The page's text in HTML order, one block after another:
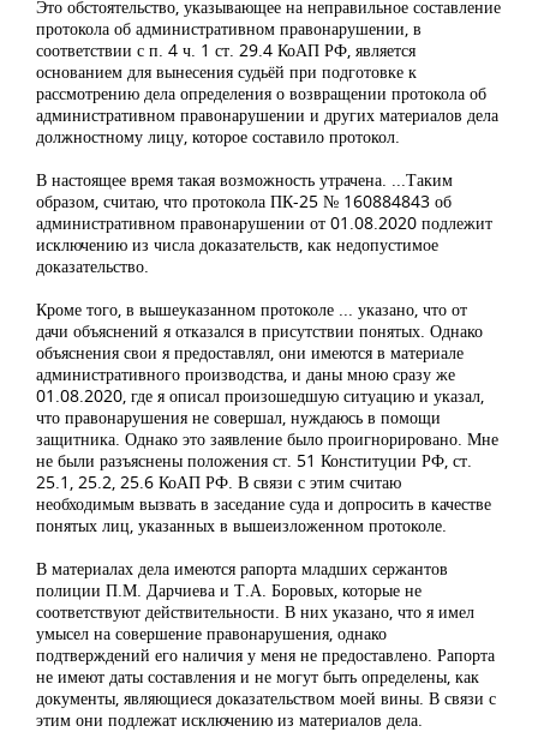
Это обстоятельство, указывающее на неправильное составление
протокола об административном правонарушении, в
соответствии с п. 4 ч. 1 ст. 29.4 КоАП РФ, является
основанием для вынесения судьёй при подготовке к
рассмотрению дела определения о возвращении протокола об
административном правонарушении и других материалов дела
должностному лицу, которое составило протокол.
В настоящее время такая возможность утрачена. ...Таким
образом, считаю, что протокола ПК-25 № 160884843 об
административном правонарушении от 01.08.2020 подлежит
исключению из числа доказательств, как недопустимое
доказательство.
Кроме того, в вышеуказанном протоколе ... указано, что от
дачи объяснений я отказался в присутствии понятых. Однако
объяснения свои я предоставлял, они имеются в материале
административного производства, и даны мною сразу же
01.08.2020, где я описал произошедшую ситуацию и указал,
что правонарушения не совершал, нуждаюсь в помощи
защитника. Однако это заявление было проигнорировано. Мне
не были разъяснены положения ст. 51 Конституции РФ, ст.
25.1, 25.2, 25.6 КоАП РФ. В связи с этим считаю
необходимым вызвать в заседание суда и допросить в качестве
понятых лиц, указанных в вышеизложенном протоколе.
В материалах дела имеются рапорта младших сержантов
полиции П.М. Дарчиева и Т.А. Боровых, которые не
соответствуют действительности. В них указано, что я имел
умысел на совершение правонарушения, однако
подтверждений его наличия у меня не предоставлено. Рапорта
не имеют даты составления и не могут быть определены, как
документы, являющиеся доказательством моей вины. В связи с
этим они подлежат исключению из материалов дела.